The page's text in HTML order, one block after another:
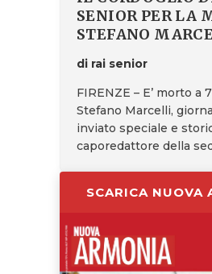
SENIOR PER LA
STEFANO
di rai senior
FIRENZE – E’ morto a
Stefano Marcelli,
inviato speciale e
caporedattore della
SCARICA NUOVA